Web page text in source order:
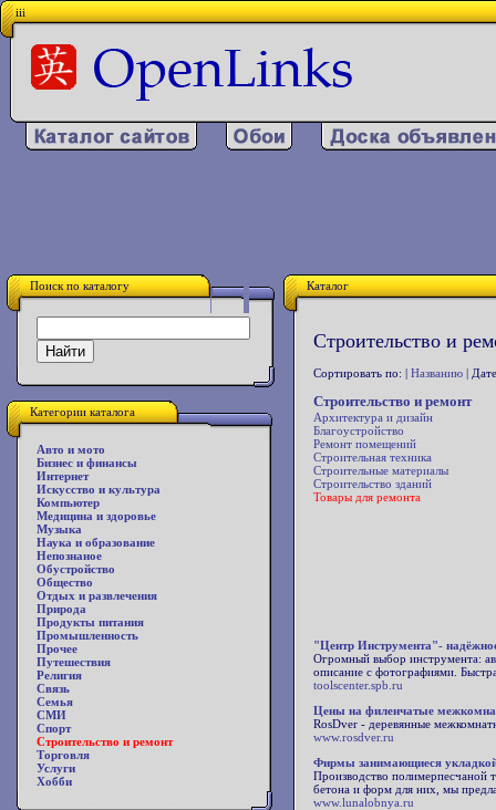
iii
Поиск по каталогу
Категории каталога
Авто и мото
Бизнес и финансы
Интернет
Искусство и культура
Компьютер
Медицина и здоровье
Музыка
Наука и образование
Непознаное
Обустройство
Общество
Отдых и развлечения
Природа
Продукты питания
Промышленность
Прочее
Путешествия
Религия
Связь
Семья
СМИ
Спорт
Строительство и ремонт
Торговля
Услуги
Хобби
Каталог
Строительство и
Сортировать по: | Названию |
Строительство и ремонт
Архитектура и дизайн
Благоустройство
Ремонт помещений
Строительная техника
Строительные материалы
Строительство зданий
Товары для ремонта
"Центр Инструмента"-
Огромный выбор инструмента:
описание с фотографиями.
toolscenter.spb.ru
Цены на филенчатые
RosDver - деревянные
www.rosdver.ru
Фирмы занимающиеся
Производство полимерпесчаной
бетона и форм для них, мы
www.lunalobnya.ru